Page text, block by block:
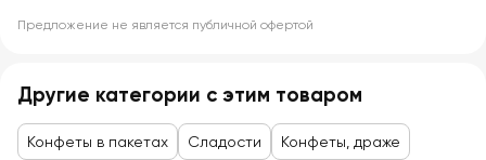
Предложение не является публичной офертой
Другие категории с этим товаром
Конфеты в пакетах Сладости Конфеты, драже